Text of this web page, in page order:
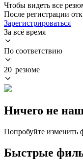
Чтобы видеть все
После регистрации
Зарегистрироваться
За всё время
По соответствию
20 резюме
Ничего не
Попробуйте изменить
Быстрые